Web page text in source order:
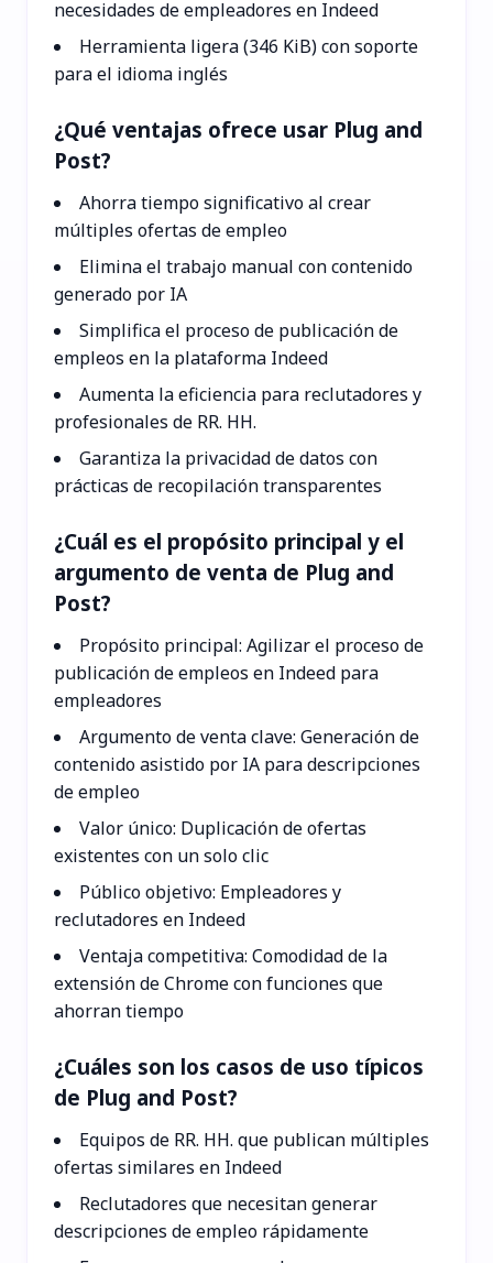
necesidades de empleadores en Indeed
Herramienta ligera (346 KiB) con soporte
para el idioma inglés
¿Qué ventajas ofrece usar Plug and
Post?
Ahorra tiempo significativo al crear
múltiples ofertas de empleo
Elimina el trabajo manual con contenido
generado por IA
Simplifica el proceso de publicación de
empleos en la plataforma Indeed
Aumenta la eficiencia para reclutadores y
profesionales de RR. HH.
Garantiza la privacidad de datos con
prácticas de recopilación transparentes
¿Cuál es el propósito principal y el
argumento de venta de Plug and
Post?
Propósito principal: Agilizar el proceso de
publicación de empleos en Indeed para
empleadores
Argumento de venta clave: Generación de
contenido asistido por IA para descripciones
de empleo
Valor único: Duplicación de ofertas
existentes con un solo clic
Público objetivo: Empleadores y
reclutadores en Indeed
Ventaja competitiva: Comodidad de la
extensión de Chrome con funciones que
ahorran tiempo
¿Cuáles son los casos de uso típicos
de Plug and Post?
Equipos de RR. HH. que publican múltiples
ofertas similares en Indeed
Reclutadores que necesitan generar
descripciones de empleo rápidamente